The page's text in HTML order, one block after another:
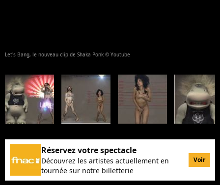
Let's Bang, le nouveau clip de Shaka Ponk © Youtube
Réservez votre spectacle
Découvrez les artistes actuellement en
tournée sur notre billetterie
Voir